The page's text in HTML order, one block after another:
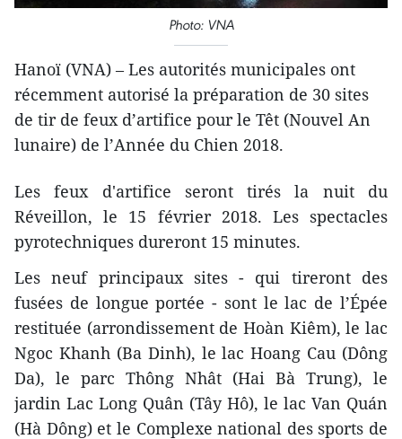
Photo: VNA
Hanoï (VNA) – Les autorités municipales ont
récemment autorisé la préparation de 30 sites
de tir de feux d’artifice pour le Têt (Nouvel An
lunaire) de l’Année du Chien 2018.
Les feux d'artifice seront tirés la nuit du
Réveillon, le 15 février 2018. Les spectacles
pyrotechniques dureront 15 minutes.
Les neuf principaux ​sites - ​qui tireront des
fusées de longue portée - sont le lac de l’Épée
restituée (arrondissement de Hoàn Kiêm), le lac
Ngoc Khanh (Ba Dinh), le lac Hoang Cau (Dông
Da), le parc Thông Nhât (Hai Bà Trung), le
jardin Lac Long Quân (Tây Hô), le lac Van Quán
(Hà Dông) et le Complexe national des sports de